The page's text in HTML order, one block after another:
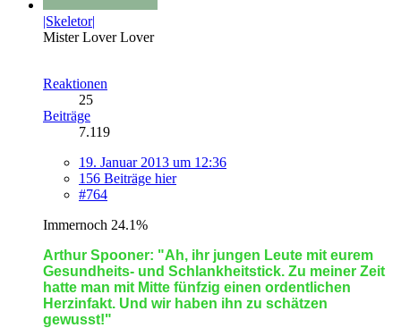
|Skeletor|
Mister Lover Lover
Reaktionen
25
Beiträge
7.119
19. Januar 2013 um 12:36
156 Beiträge hier
#764
Immernoch 24.1%
Arthur Spooner: "Ah, ihr jungen Leute mit eurem
Gesundheits- und Schlankheitstick. Zu meiner Zeit
hatte man mit Mitte fünfzig einen ordentlichen
Herzinfakt. Und wir haben ihn zu schätzen
gewusst!"